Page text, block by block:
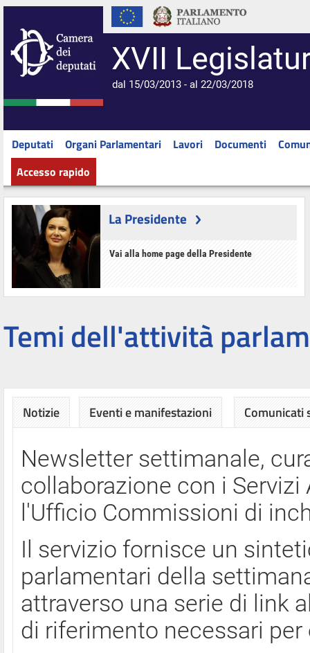
XVII
dal 15/03/2013 - al 22/03/2018
Deputati Organi Parlamentari Lavori Documenti
Accesso rapido
La Presidente
Vai alla home page della Presidente
Temi dell'attività
Notizie Eventi e manifestazioni Comunicati
Newsletter settimanale,
collaborazione con i
l'Ufficio Commissioni di
Il servizio fornisce un
parlamentari della
attraverso una serie di link
di riferimento necessari